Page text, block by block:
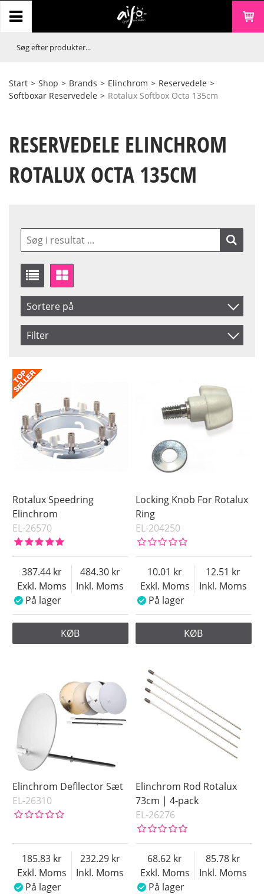
Start > Shop > Brands > Elinchrom > Reservedele >
Softboxar Reservedele > Rotalux Softbox Octa 135cm
RESERVEDELE ELINCHROM
ROTALUX OCTA 135CM
Sortere på
Produkt Nr.
Filter
Pris
På lager
Rotalux Speedring
Elinchrom
EL-26570
Exkl. Moms
387.44
Inkl. Moms
484.30
På lager
KØB
Locking Knob For Rotalux
Ring
EL-204250
Exkl. Moms
10.01
Inkl. Moms
12.51
På lager
KØB
Elinchrom Defllector Sæt
EL-26310
Exkl. Moms
185.83
Inkl. Moms
232.29
På lager
Elinchrom Rod Rotalux
73cm | 4-pack
EL-26276
Exkl. Moms
68.62
Inkl. Moms
85.78
På lager